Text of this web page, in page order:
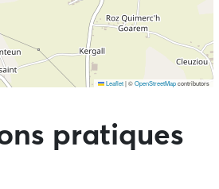
Leaflet |©OpenStreetMapcontributors
pratiques